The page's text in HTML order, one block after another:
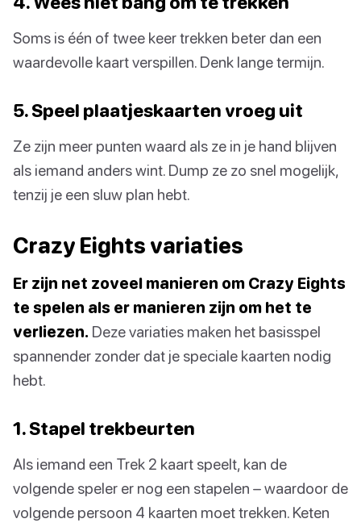
Soms is één of twee keer trekken beter dan een
waardevolle kaart verspillen. Denk lange termijn.
5. Speel plaatjeskaarten vroeg uit
Ze zijn meer punten waard als ze in je hand blijven
als iemand anders wint. Dump ze zo snel mogelijk,
tenzij je een sluw plan hebt.
Crazy Eights variaties
Er zijn net zoveel manieren om Crazy Eights
te spelen als er manieren zijn om het te
verliezen. Deze variaties maken het basisspel
spannender zonder dat je speciale kaarten nodig
hebt.
1. Stapel trekbeurten
Als iemand een Trek 2 kaart speelt, kan de
volgende speler er nog een stapelen – waardoor de
volgende persoon 4 kaarten moet trekken. Keten